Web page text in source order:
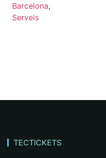
Barcelona,
Serveis
TECTICKETS